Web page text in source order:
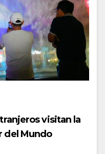
visitan la
del Mundo